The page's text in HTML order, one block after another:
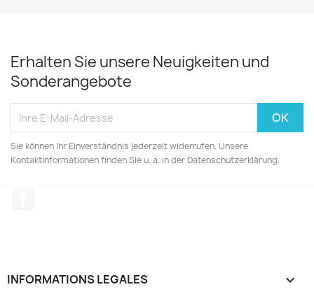
Erhalten Sie unsere Neuigkeiten und
Sonderangebote
Sie können Ihr Einverständnis jederzeit widerrufen. Unsere
Kontaktinformationen finden Sie u. a. in der Datenschutzerklärung.
INFORMATIONS LEGALES 